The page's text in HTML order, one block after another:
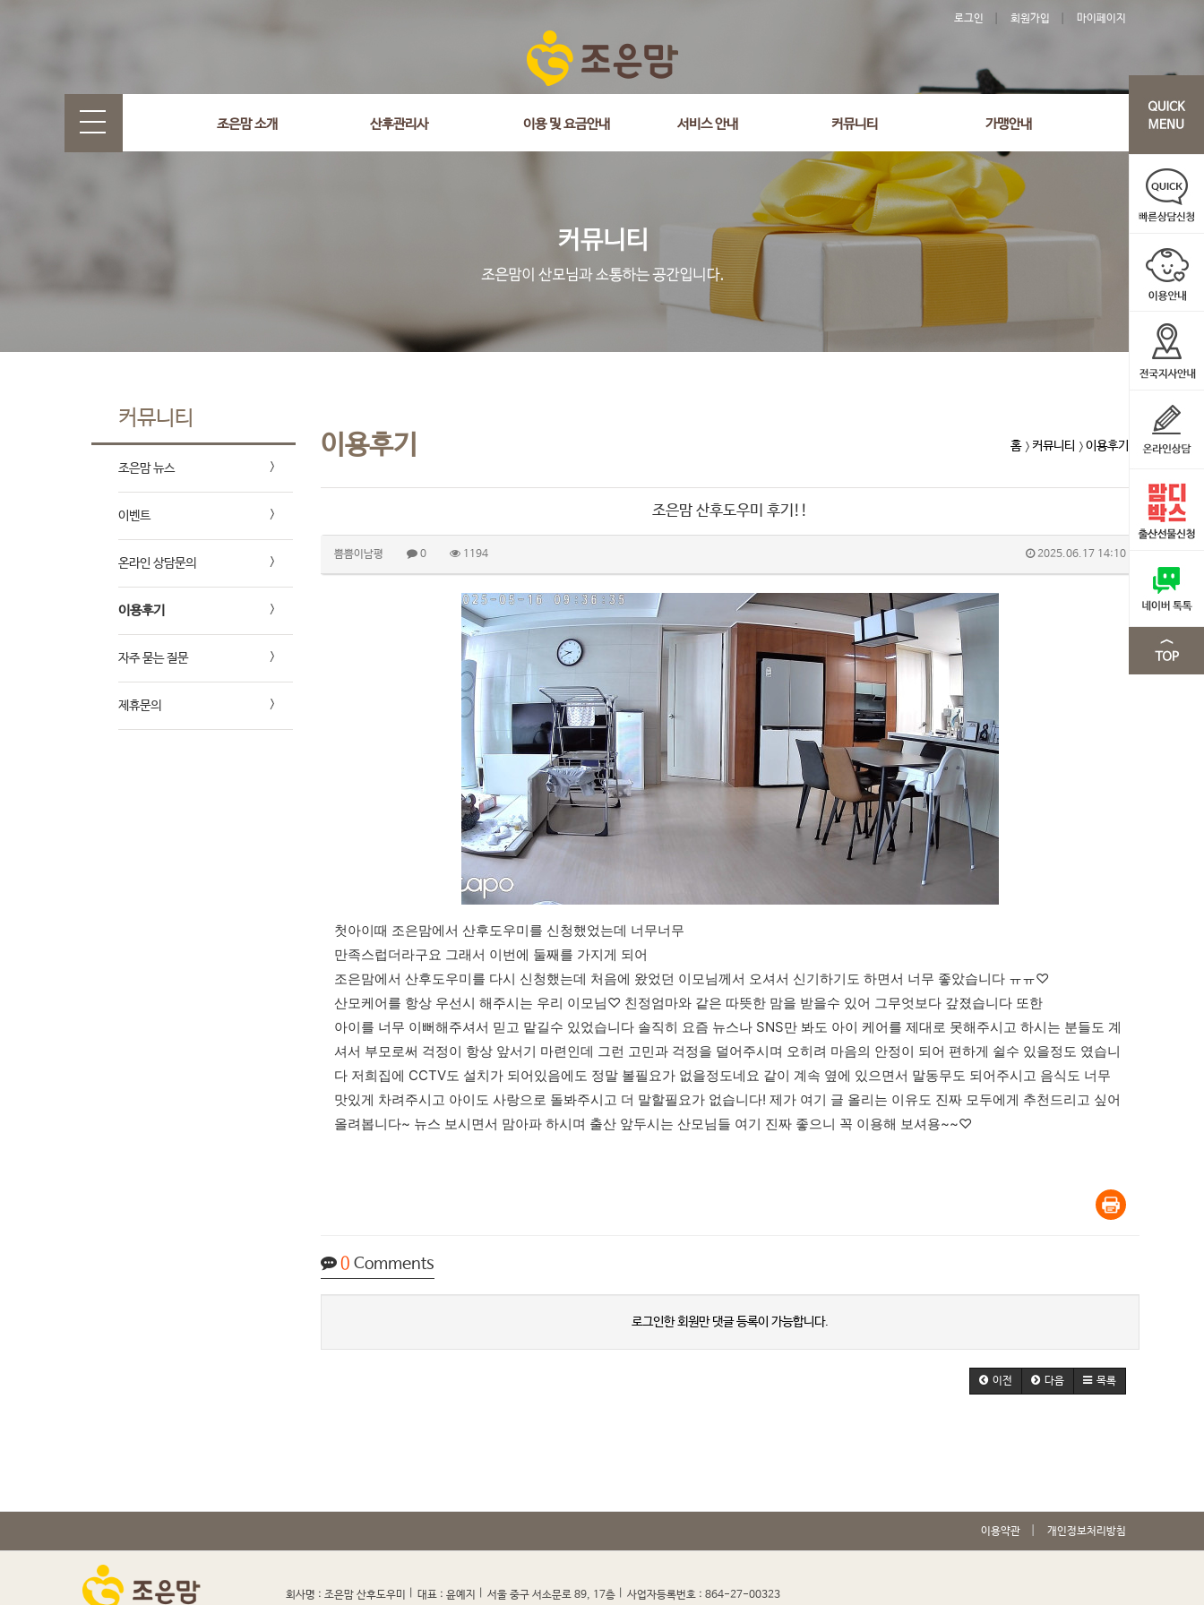
로그인 회원가입 마이페이지
조은맘 소개 산후관리사 이용 및 요금안내 서비스 안내 커뮤니티 가맹안내
select wr_id, wr_subject from g5_write_m05_04 where wr_is_comment = 0 and wr_datetime <= '2025-06-17 14:10:45' and wr_id <> '2581' order by wr_datetime desc limit 1 asdasf
커뮤니티
조은맘 뉴스
이벤트
온라인 상담문의
이용후기
자주 묻는 질문
제휴문의
이용후기 홈 커뮤니티 이용후기
조은맘 산후도우미 후기!!
쁨쁨이남평 0 1194 2025.06.17 14:10
첫아이때 조은맘에서 산후도우미를 신청했었는데 너무너무
만족스럽더라구요 그래서 이번에 둘째를 가지게 되어
조은맘에서 산후도우미를 다시 신청했는데 처음에 왔었던 이모님께서 오셔서 신기하기도 하면서 너무 좋았습니다 ㅠㅠ♡
산모케어를 항상 우선시 해주시는 우리 이모님♡ 친정엄마와 같은 따뜻한 맘을 받을수 있어 그무엇보다 갚졌습니다 또한
아이를 너무 이뻐해주셔서 믿고 맡길수 있었습니다 솔직히 요즘 뉴스나 SNS만 봐도 아이 케어를 제대로 못해주시고 하시는 분들도 계
셔서 부모로써 걱정이 항상 앞서기 마련인데 그런 고민과 걱정을 덜어주시며 오히려 마음의 안정이 되어 편하게 쉴수 있을정도 였습니
다 저희집에 CCTV도 설치가 되어있음에도 정말 볼필요가 없을정도네요 같이 계속 옆에 있으면서 말동무도 되어주시고 음식도 너무
맛있게 차려주시고 아이도 사랑으로 돌봐주시고 더 말할필요가 없습니다! 제가 여기 글 올리는 이유도 진짜 모두에게 추천드리고 싶어
올려봅니다~ 뉴스 보시면서 맘아파 하시며 출산 앞두시는 산모님들 여기 진짜 좋으니 꼭 이용해 보셔용~~♡
0 Comments
로그인한 회원만 댓글 등록이 가능합니다.
이전 다음 목록
이용약관 개인정보처리방침
회사명 : 조은맘 산후도우미 대표 : 윤예지 서울 중구 서소문로 89, 17층 사업자등록번호 : 864-27-00323